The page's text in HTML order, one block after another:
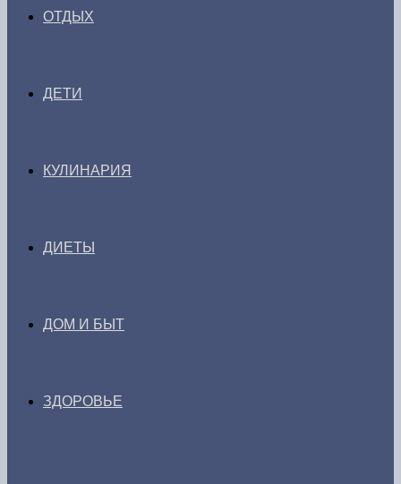
ОТДЫХ
ДЕТИ
КУЛИНАРИЯ
ДИЕТЫ
ДОМ И БЫТ
ЗДОРОВЬЕ